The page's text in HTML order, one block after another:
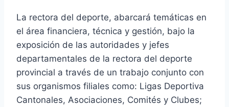
La rectora del deporte, abarcará temáticas en
el área financiera, técnica y gestión, bajo la
exposición de las autoridades y jefes
departamentales de la rectora del deporte
provincial a través de un trabajo conjunto con
sus organismos filiales como: Ligas Deportiva
Cantonales, Asociaciones, Comités y Clubes;